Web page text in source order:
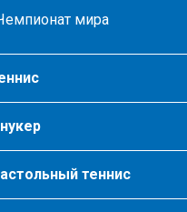
мира
теннис